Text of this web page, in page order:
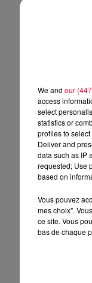
We and our
access
select
statistics or
profiles to
Deliver and
data such as IP
requested; Use
based on
Vous pouvez
mes choix".
ce site. Vous
bas de chaque